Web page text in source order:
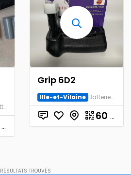
Batterie/Chargeur
Grip 6D2
Ille-et-Vilaine Batterie/Chargeur
60
RÉSULTATS TROUVÉS